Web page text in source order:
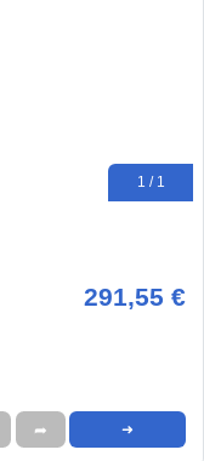
1 / 1
291,55 €
➦ ➜